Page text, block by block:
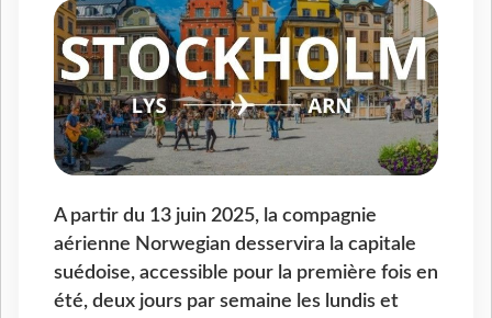
A partir du 13 juin 2025, la compagnie
aérienne Norwegian desservira la capitale
suédoise, accessible pour la première fois en
été, deux jours par semaine les lundis et